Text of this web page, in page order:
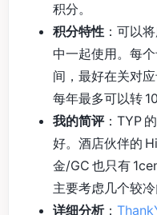
积分。
积分特性 ：可以
中一起使用。每
间，最好在关对
每年最多可以转
我的简评：TYP
好。酒店伙伴的
金/GC 也只有
主要考虑几个较
详细分析：